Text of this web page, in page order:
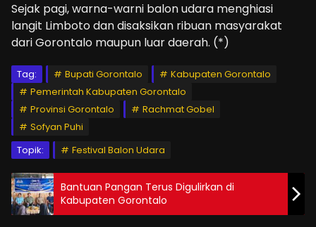
Sejak pagi, warna-warni balon udara menghiasi
langit Limboto dan disaksikan ribuan masyarakat
dari Gorontalo maupun luar daerah. (*)
Tag: Bupati Gorontalo
Kabupaten Gorontalo
Pemerintah Kabupaten Gorontalo
Provinsi Gorontalo
Rachmat Gobel
Sofyan Puhi
Topik:
Festival Balon Udara
Bantuan Pangan Terus Digulirkan di
Kabupaten Gorontalo